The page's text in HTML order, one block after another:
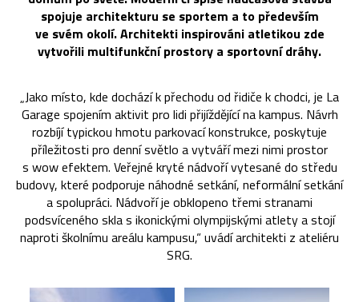
spojuje architekturu se sportem a to především
ve svém okolí. Architekti inspirováni atletikou zde
vytvořili multifunkční prostory a sportovní dráhy.
„Jako místo, kde dochází k přechodu od řidiče k chodci, je La
Garage spojením aktivit pro lidi přijíždějící na kampus. Návrh
rozbíjí typickou hmotu parkovací konstrukce, poskytuje
příležitosti pro denní světlo a vytváří mezi nimi prostor
s wow efektem. Veřejné kryté nádvoří vytesané do středu
budovy, které podporuje náhodné setkání, neformální setkání
a spolupráci. Nádvoří je obklopeno třemi stranami
podsvíceného skla s ikonickými olympijskými atlety a stojí
naproti školnímu areálu kampusu,“ uvádí architekti z ateliéru
SRG.